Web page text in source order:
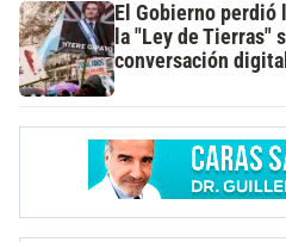
El Gobierno perdió
la "Ley de Tierras"
conversación digital